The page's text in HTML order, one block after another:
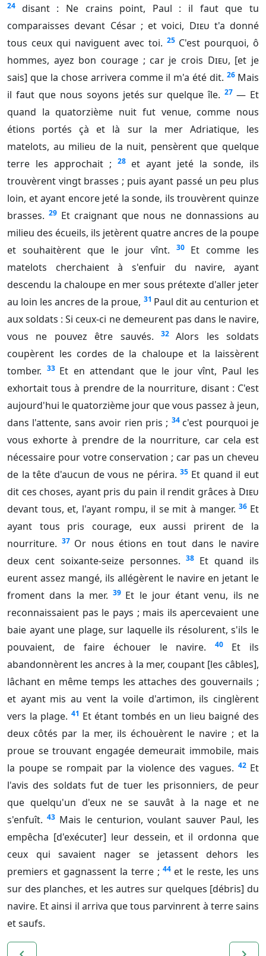
24
disant : Ne crains point, Paul : il faut que tu
comparaisses devant César ; et voici, Dieu t'a donné
tous ceux qui naviguent avec toi. 25 C'est pourquoi, ô
hommes, ayez bon courage ; car je crois Dieu, [et je
sais] que la chose arrivera comme il m'a été dit. 26 Mais
il faut que nous soyons jetés sur quelque île. 27 — Et
quand la quatorzième nuit fut venue, comme nous
étions portés çà et là sur la mer Adriatique, les
matelots, au milieu de la nuit, pensèrent que quelque
terre les approchait ;
28 et ayant jeté la sonde, ils
trouvèrent vingt brasses ; puis ayant passé un peu plus
loin, et ayant encore jeté la sonde, ils trouvèrent quinze
brasses. 29 Et craignant que nous ne donnassions au
milieu des écueils, ils jetèrent quatre ancres de la poupe
et souhaitèrent que le jour vînt.
30
Et comme les
matelots cherchaient à s'enfuir du navire, ayant
descendu la chaloupe en mer sous prétexte d'aller jeter
au loin les ancres de la proue, 31 Paul dit au centurion et
aux soldats : Si ceux-ci ne demeurent pas dans le navire,
vous ne pouvez être sauvés.
32
Alors les soldats
coupèrent les cordes de la chaloupe et la laissèrent
tomber. 33 Et en attendant que le jour vînt, Paul les
exhortait tous à prendre de la nourriture, disant : C'est
aujourd'hui le quatorzième jour que vous passez à jeun,
dans l'attente, sans avoir rien pris ; 34 c'est pourquoi je
vous exhorte à prendre de la nourriture, car cela est
nécessaire pour votre conservation ; car pas un cheveu
de la tête d'aucun de vous ne périra. 35 Et quand il eut
dit ces choses, ayant pris du pain il rendit grâces à Dieu
devant tous, et, l'ayant rompu, il se mit à manger. 36 Et
ayant tous pris courage, eux aussi prirent de la
nourriture. 37 Or nous étions en tout dans le navire
deux cent soixante-seize personnes.
38 Et quand ils
eurent assez mangé, ils allégèrent le navire en jetant le
froment dans la mer. 39 Et le jour étant venu, ils ne
reconnaissaient pas le pays ; mais ils apercevaient une
baie ayant une plage, sur laquelle ils résolurent, s'ils le
pouvaient, de faire échouer le navire.
40
Et ils
abandonnèrent les ancres à la mer, coupant [les câbles],
lâchant en même temps les attaches des gouvernails ;
et ayant mis au vent la voile d'artimon, ils cinglèrent
vers la plage. 41 Et étant tombés en un lieu baigné des
deux côtés par la mer, ils échouèrent le navire ; et la
proue se trouvant engagée demeurait immobile, mais
la poupe se rompait par la violence des vagues. 42 Et
l'avis des soldats fut de tuer les prisonniers, de peur
que quelqu'un d'eux ne se sauvât à la nage et ne
s'enfuît. 43 Mais le centurion, voulant sauver Paul, les
empêcha [d'exécuter] leur dessein, et il ordonna que
ceux qui savaient nager se jetassent dehors les
premiers et gagnassent la terre ; 44 et le reste, les uns
sur des planches, et les autres sur quelques [débris] du
navire. Et ainsi il arriva que tous parvinrent à terre sains
et saufs.